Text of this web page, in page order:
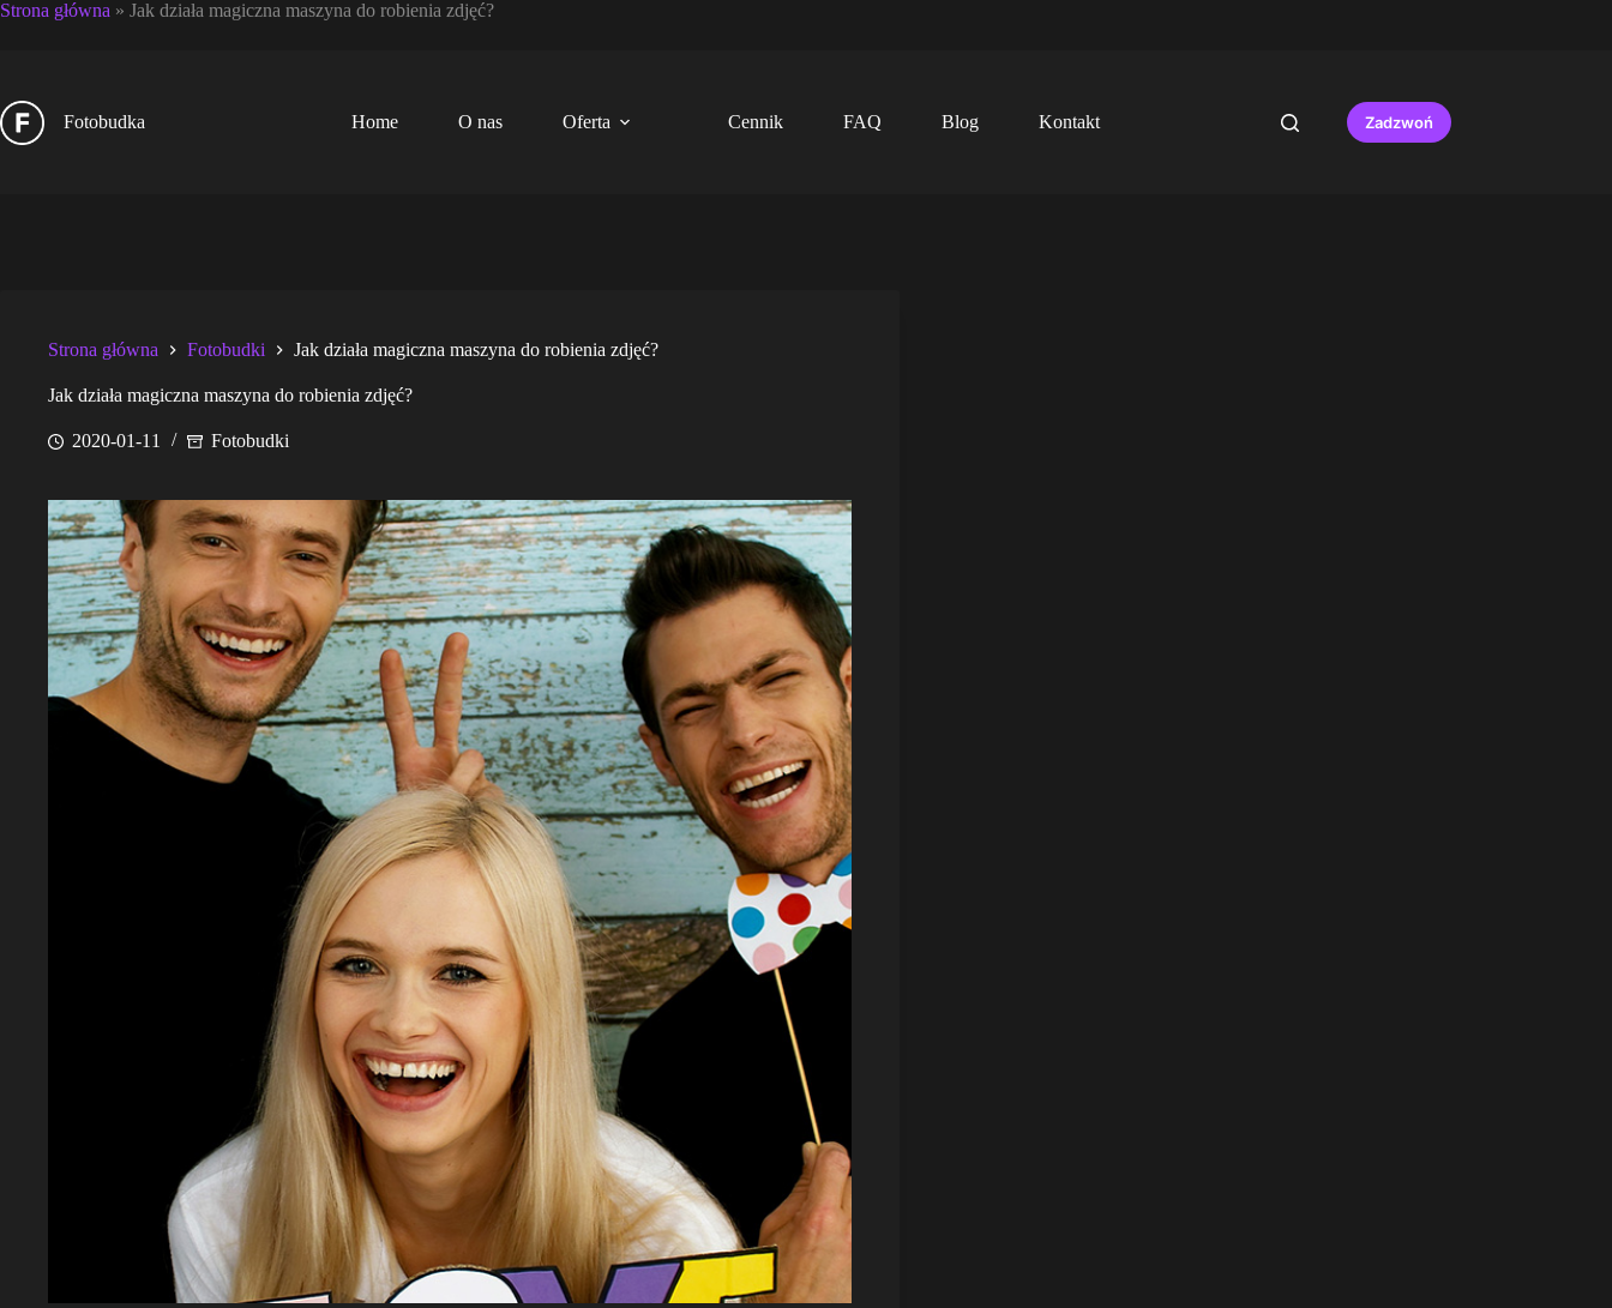
Strona główna » Jak działa magiczna maszyna do robienia zdjęć?
treści
treści
Fotobudka
Home O nas Oferta Cennik FAQ Blog Kontakt Zadzwoń
Strona główna Fotobudki Jak działa magiczna maszyna do robienia zdjęć?
Jak działa magiczna maszyna do robienia zdjęć?
2020-01-11 Fotobudki